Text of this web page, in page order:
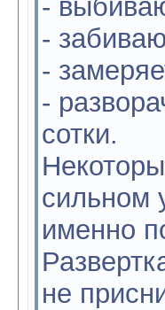
-
-
-
-
сотки.
сильном
именно
не